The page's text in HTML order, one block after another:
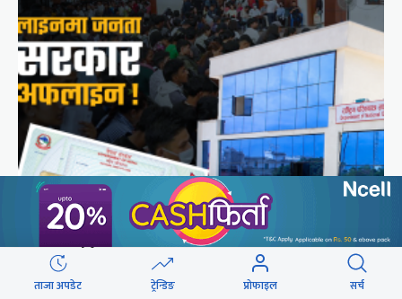
राष्ट्रिय परिचयपत्रको ‘सर्भर’ समस्याले १६ निकायका
काम प्रभावित
ताजा अपडेट ट्रेन्डिङ प्रोफाइल सर्च